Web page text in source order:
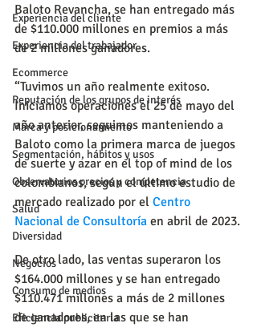
Experiencia del cliente
Experiencia del trabajador
Ecommerce
Reputación de los grupos de interés
Marca y posicionamiento
Segmentación, hábitos y usos
Observatorios precios y competencia
Salud
Diversidad
Negocios
Consumo de medios
Eficiencia publicitaria
Baloto Revancha, se han entregado más
de $110.000 millones en premios a más
de 2 millones ganadores.
“Tuvimos un año realmente exitoso.
Iniciamos operaciones el 25 de mayo del
año anterior, seguimos manteniendo a
Baloto como la primera marca de juegos
de suerte y azar en el top of mind de los
colombianos, según el último estudio de
mercado realizado por el Centro
Nacional de Consultoría en abril de 2023.
De otro lado, las ventas superaron los
$164.000 millones y se han entregado
$110.471 millones a más de 2 millones
de ganadores, en las que se han